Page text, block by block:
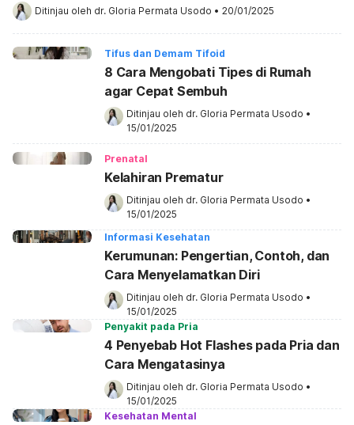
Ditinjau oleh dr. Gloria Permata Usodo • 20/01/2025
Tifus dan Demam Tifoid
8 Cara Mengobati Tipes di Rumah
agar Cepat Sembuh
Ditinjau oleh dr. Gloria Permata Usodo •
15/01/2025
Prenatal
Kelahiran Prematur
Ditinjau oleh dr. Gloria Permata Usodo •
15/01/2025
Informasi Kesehatan
Kerumunan: Pengertian, Contoh, dan
Cara Menyelamatkan Diri
Ditinjau oleh dr. Gloria Permata Usodo •
15/01/2025
Penyakit pada Pria
4 Penyebab Hot Flashes pada Pria dan
Cara Mengatasinya
Ditinjau oleh dr. Gloria Permata Usodo •
15/01/2025
Kesehatan Mental